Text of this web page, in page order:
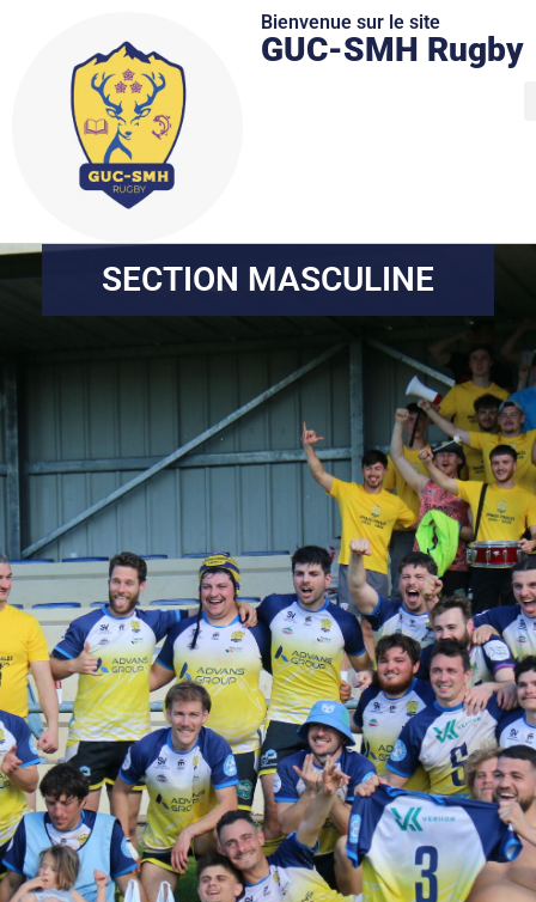
Bienvenue sur le site
GUC-SMH Rugby
SECTION MASCULINE